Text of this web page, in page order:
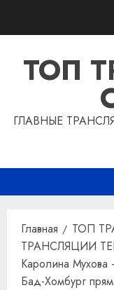
ТОП
ГЛАВНЫЕ
Главная
ТОП
ТРАНСЛЯЦИИ
Каролина
Бад-Хомбург